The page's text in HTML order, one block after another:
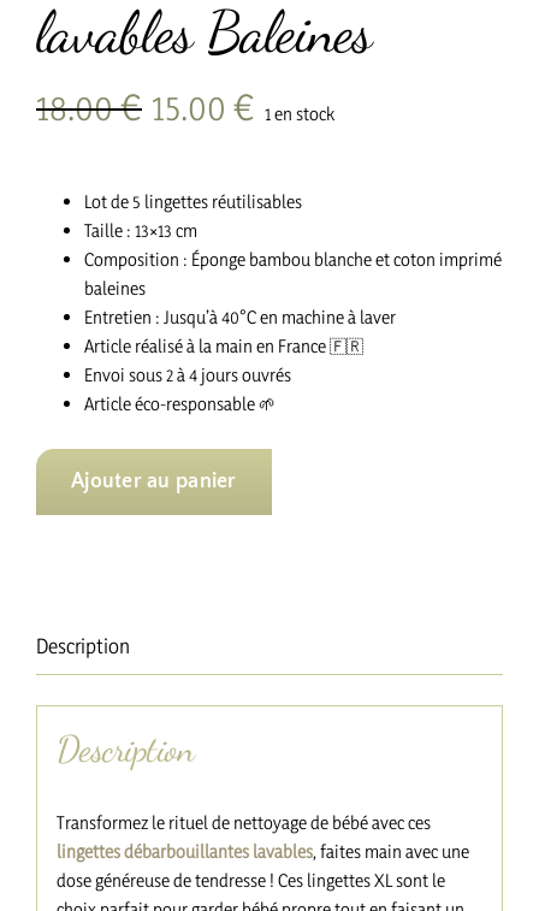
lavables Baleines
18.00€ prix
18.00 €.
15.00 € prix
15.00 €.
1 en stock
Lot de 5 lingettes réutilisables
Taille : 13×13 cm
Composition : Éponge bambou blanche et coton imprimé
baleines
Entretien : Jusqu’à 40°C en machine à laver
Article réalisé à la main en France🇫🇷
Envoi sous 2 à 4 jours ouvrés
Article éco-responsable🌱
Ajouter au panier
Description
Description
Transformez le rituel de nettoyage de bébé avec ces
lingettes débarbouillantes lavables, faites main avec une
dose généreuse de tendresse ! Ces lingettes XL sont le